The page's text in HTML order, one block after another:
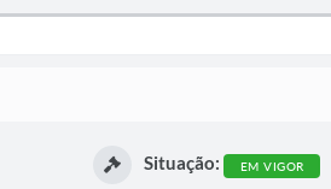
Situação: EM VIGOR